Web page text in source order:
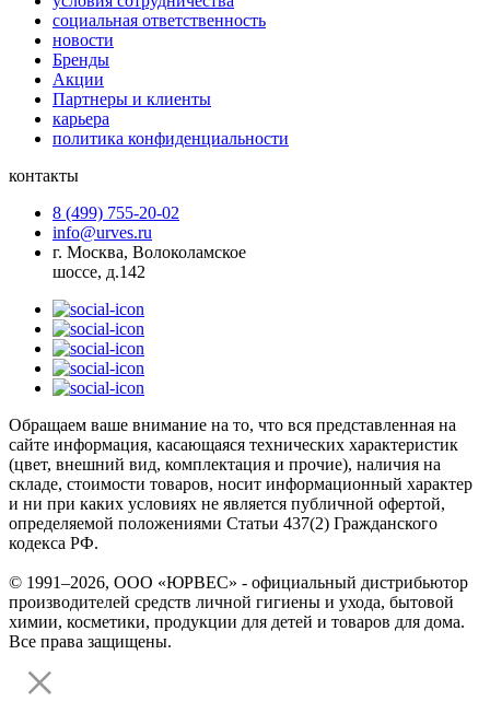
социальная ответственность
новости
Бренды
Акции
Партнеры и клиенты
карьера
политика конфиденциальности
контакты
8 (499) 755-20-02
info@urves.ru
г. Москва, Волоколамское
шоссе, д.142
Обращаем ваше внимание на то, что вся представленная на
сайте информация, касающаяся технических характеристик
(цвет, внешний вид, комплектация и прочие), наличия на
складе, стоимости товаров, носит информационный характер
и ни при каких условиях не является публичной офертой,
определяемой положениями Статьи 437(2) Гражданского
кодекса РФ.
© 1991–2026, ООО «ЮРВЕС» - официальный дистрибьютор
производителей средств личной гигиены и ухода, бытовой
химии, косметики, продукции для детей и товаров для дома.
Все права защищены.